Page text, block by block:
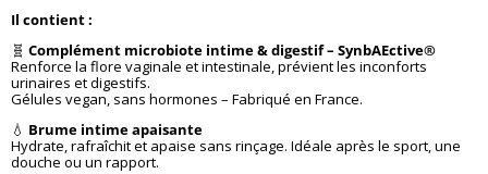
Il contient :
🧬 Complément microbiote intime & digestif – SynbAEctive®
Renforce la flore vaginale et intestinale, prévient les inconforts
urinaires et digestifs.
Gélules vegan, sans hormones – Fabriqué en France.
💧 Brume intime apaisante
Hydrate, rafraîchit et apaise sans rinçage. Idéale après le sport, une
douche ou un rapport.